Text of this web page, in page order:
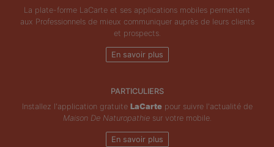
La plate-forme LaCarte et ses applications mobiles permettent
aux Professionnels de mieux communiquer auprès de leurs clients
et prospects.
En savoir plus
PARTICULIERS
Installez l'application gratuite LaCartepour suivre l'actualité de
Maison De Naturopathiesur votre mobile.
En savoir plus